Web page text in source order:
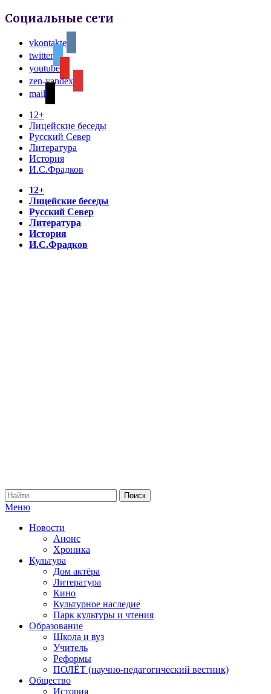
Социальные сети
vkontakte
twitter
youtube
zen-yandex
mail
12+
Лицейские беседы
Русский Север
Литература
История
И.С.Фрадков
12+
Лицейские беседы
Русский Север
Литература
История
И.С.Фрадков
Меню
Новости
Анонс
Хроника
Культура
Дом актёра
Литература
Кино
Культурное наследие
Парк культуры и чтения
Образование
Школа и вуз
Учитель
Реформы
ПОЛЁТ (научно-педагогический вестник)
Общество
История